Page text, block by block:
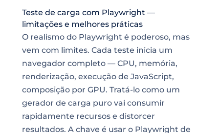
Teste de carga com Playwright —
limitações e melhores práticas
O realismo do Playwright é poderoso, mas
vem com limites. Cada teste inicia um
navegador completo — CPU, memória,
renderização, execução de JavaScript,
composição por GPU. Tratá-lo como um
gerador de carga puro vai consumir
rapidamente recursos e distorcer
resultados. A chave é usar o Playwright de